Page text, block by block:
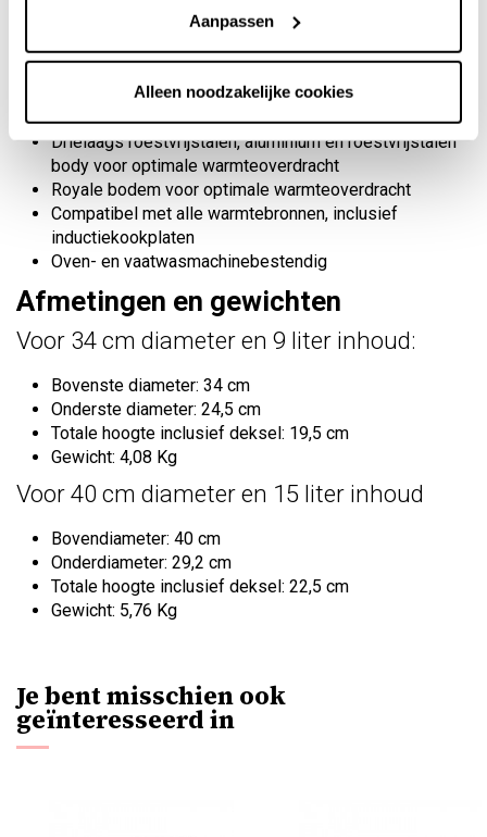
Aanpassen
Alleen noodzakelijke cookies
Gehard glazen deksel
met stalen knop inbegrepen
Drielaags roestvrijstalen, aluminium en roestvrijstalen
body voor optimale warmteoverdracht
Royale bodem voor optimale warmteoverdracht
Compatibel met alle warmtebronnen, inclusief
inductiekookplaten
Oven- en vaatwasmachinebestendig
Afmetingen en gewichten
Voor 34 cm diameter en 9 liter inhoud:
Bovenste diameter: 34 cm
Onderste diameter: 24,5 cm
Totale hoogte inclusief deksel: 19,5 cm
Gewicht: 4,08 Kg
Voor 40 cm diameter en 15 liter inhoud
Bovendiameter: 40 cm
Onderdiameter: 29,2 cm
Totale hoogte inclusief deksel: 22,5 cm
Gewicht: 5,76 Kg
Je bent misschien ook
geïnteresseerd in